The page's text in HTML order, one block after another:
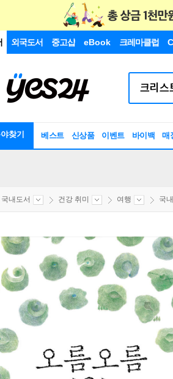
외국도서 중고샵 eBook 크레마클럽
찾기 베스트 신상품 이벤트 바이백 매
국내도서 건강 취미 여행 국